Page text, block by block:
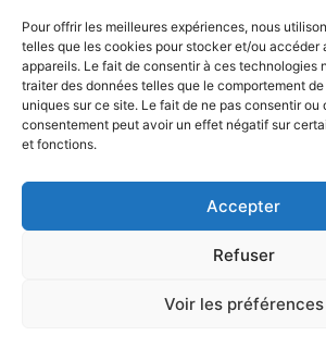
Pour offrir les meilleures expériences, nous
telles que les cookies pour stocker et/ou accéder
appareils. Le fait de consentir à ces technologies
traiter des données telles que le comportement
uniques sur ce site. Le fait de ne pas consentir ou
consentement peut avoir un effet négatif sur
et fonctions.
Accepter
Refuser
Voir les préférences
Nos labels
AccessibilitéMentions légales